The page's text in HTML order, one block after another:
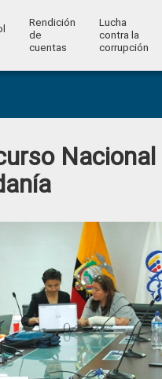
Rendición
de
cuentas
Lucha
contra la
corrupción